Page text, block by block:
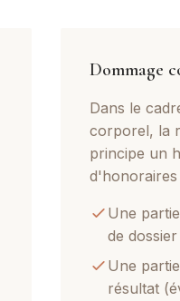
Dommage
Dans le
corporel, la
principe un
Une
de dossier
Une
résultat